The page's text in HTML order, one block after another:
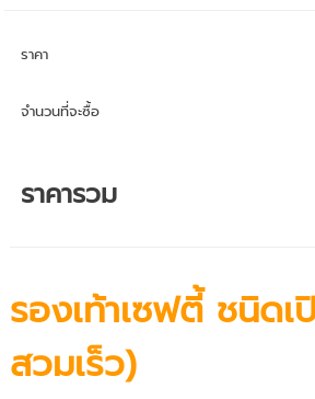
ราคา
จำนวนที่จะซื้อ
ราคารวม
รองเท้าเซฟตี้ ชนิด
สวมเร็ว)